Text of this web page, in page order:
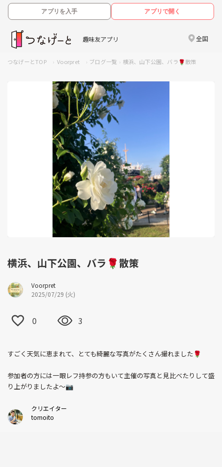
アプリを入手 アプリで開く
趣味友アプリ 全国
つなげーとTOP Voorpret ブログ一覧 横浜、山下公園、バラ🌹散策
横浜、山下公園、バラ🌹散策
Voorpret
2025/07/29 (火)
0 3
すごく天気に恵まれて、とても綺麗な写真がたくさん撮れました🌹
参加者の方には一眼レフ持参の方もいて主催の写真と見比べたりして盛
り上がりましたよ〜📷
クリエイター
tomoito